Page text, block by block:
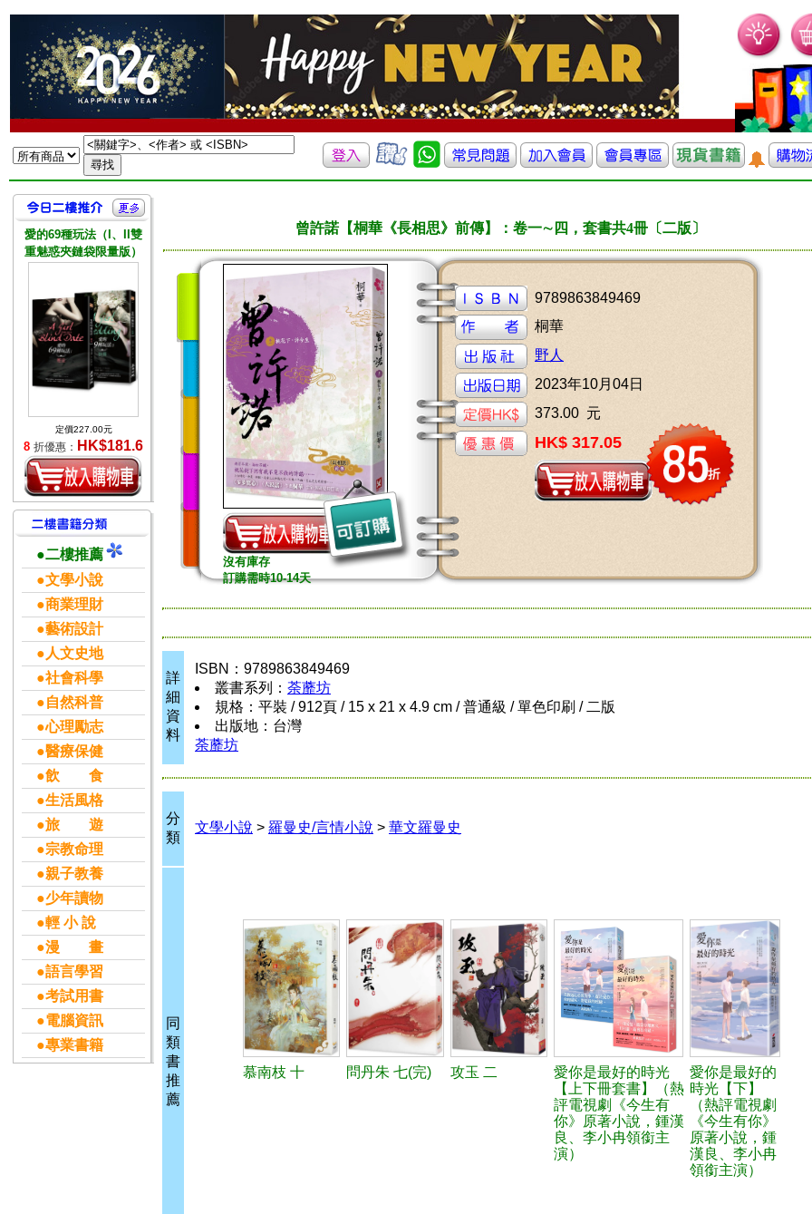
愛的69種玩法（I、II雙
重魅惑夾鏈袋限量版）
定價227.00元
8 折優惠： HK$181.6
●二樓推薦
●文學小說
●商業理財
●藝術設計
●人文史地
●社會科學
●自然科普
●心理勵志
●醫療保健
●飲 食
●生活風格
●旅 遊
●宗教命理
●親子教養
●少年讀物
●輕 小 說
●漫 畫
●語言學習
●考試用書
●電腦資訊
●專業書籍
曾許諾【桐華《長相思》前傳】：卷一∼四，套書共4冊〔二版〕
沒有庫存
訂購需時10-14天
9789863849469
桐華
野人
2023年10月04日
373.00 元
HK$ 317.05
詳
細
資
料
ISBN：9789863849469
叢書系列： 荼蘼坊
規格：平裝 / 912頁 / 15 x 21 x 4.9 cm / 普通級 / 單色印刷 / 二版
出版地：台灣
荼蘼坊
分
類
文學小說 > 羅曼史/言情小說 > 華文羅曼史
同
類
書
推
薦
慕南枝 十 問丹朱 七(完) 攻玉 二
愛你是最好的時光
【上下冊套書】（熱
評電視劇《今生有
你》原著小說，鍾漢
良、李小冉領銜主
演）
愛你是最好的
時光【下】
（熱評電視劇
《今生有你》
原著小說，鍾
漢良、李小冉
領銜主演）